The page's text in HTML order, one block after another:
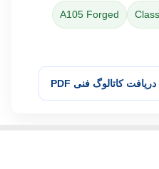
A105 Forged
دریافت کاتالوگ فنی PDF